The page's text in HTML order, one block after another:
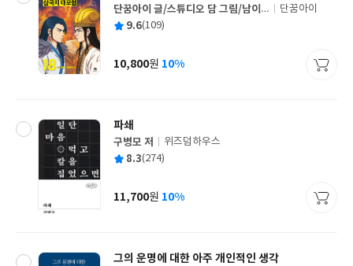
글
쓴
단꿈아이 글/스튜디오 담 그림/남이
담 편
출
사
단꿈아이
평 9.6(109)
가
10,800원 10%
파쇄
글
쓴
구병모 저
출
사
위즈덤하우스
평 8.3(274)
가
11,700원 10%
그의 운명에 대한 아주 개인적인 생각